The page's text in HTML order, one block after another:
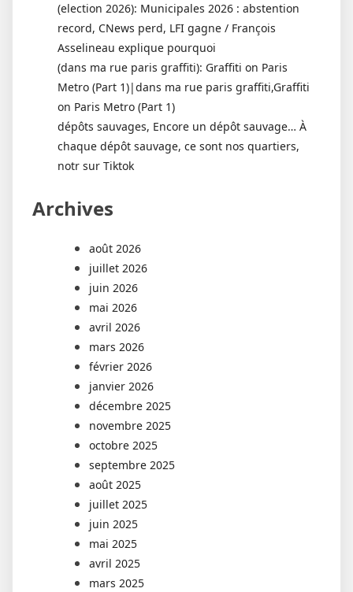
(election 2026): Municipales 2026 : abstention
record, CNews perd, LFI gagne / François
Asselineau explique pourquoi
(dans ma rue paris graffiti): Graffiti on Paris
Metro (Part 1)|dans ma rue paris graffiti,Graffiti
on Paris Metro (Part 1)
dépôts sauvages, Encore un dépôt sauvage… À
chaque dépôt sauvage, ce sont nos quartiers,
notr sur Tiktok
Archives
août 2026
juillet 2026
juin 2026
mai 2026
avril 2026
mars 2026
février 2026
janvier 2026
décembre 2025
novembre 2025
octobre 2025
septembre 2025
août 2025
juillet 2025
juin 2025
mai 2025
avril 2025
mars 2025